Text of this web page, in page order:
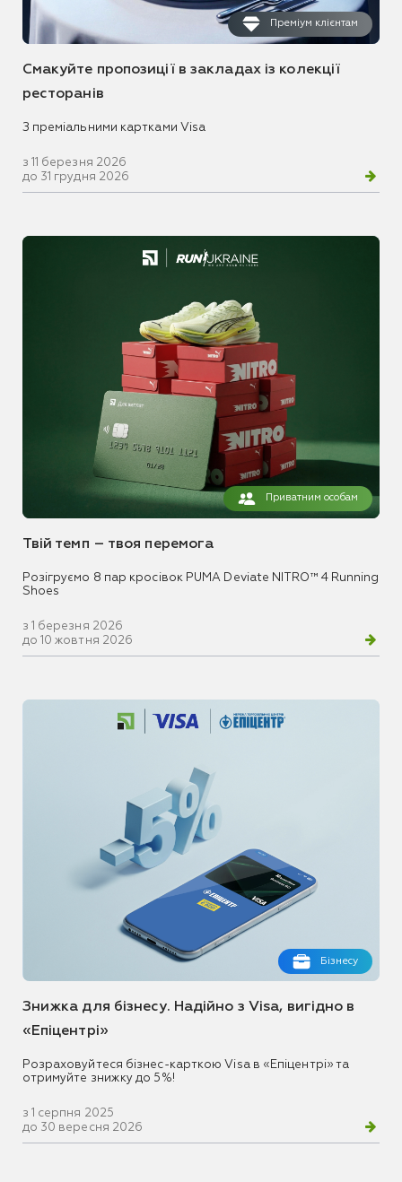
Преміум клієнтам
Смакуйте пропозиції в закладах із колекції
ресторанів
З преміальними картками Visa
з 11 березня 2026
до 31 грудня 2026
Приватним особам
Твій темп – твоя перемога
Розігруємо 8 пар кросівок PUMA Deviate NITRO™ 4 Running
Shoes
з 1 березня 2026
до 10 жовтня 2026
Бізнесу
Знижка для бізнесу. Надійно з Visa, вигідно в
«Епіцентрі»
Розраховуйтеся бізнес-карткою Visa в «Епіцентрі» та
отримуйте знижку до 5%!
з 1 серпня 2025
до 30 вересня 2026